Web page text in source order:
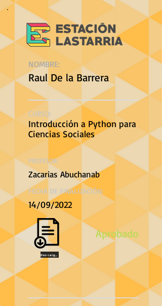
NOMBRE:
Raul De la Barrera
CURSO:
Introducción a Python para
Ciencias Sociales
PROFESOR:
Zacarias Abuchanab
FECHA DE FINALIZACIÓN:
14/09/2022
Aprobado